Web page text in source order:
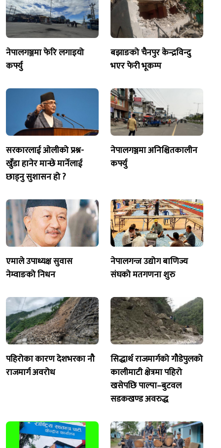
नेपालगञ्जमा फेरि लगाइयो
कर्फ्यु
बझाङको चैनपुर केन्द्रविन्दु
भएर फेरी भूकम्प
सरकारलाई ओलीको प्रश्न-
खुँडा हानेर मान्छे मार्नेलाई
छाड्नु सुशासन हो ?
नेपालगञ्जमा अनिश्चितकालीन
कर्फ्यु
एमाले उपाध्यक्ष सुवास
नेम्वाङको निधन
नेपालगन्ज उद्योग बाणिज्य
संघको मतगणना शुरु
पहिरोका कारण देशभरका नौ
राजमार्ग अवरोध
सिद्धार्थ राजमार्गको गौडेपुलको
कालीमाटी क्षेत्रमा पहिरो
खसेपछि पाल्पा–बुटवल
सडकखण्ड अवरुद्ध